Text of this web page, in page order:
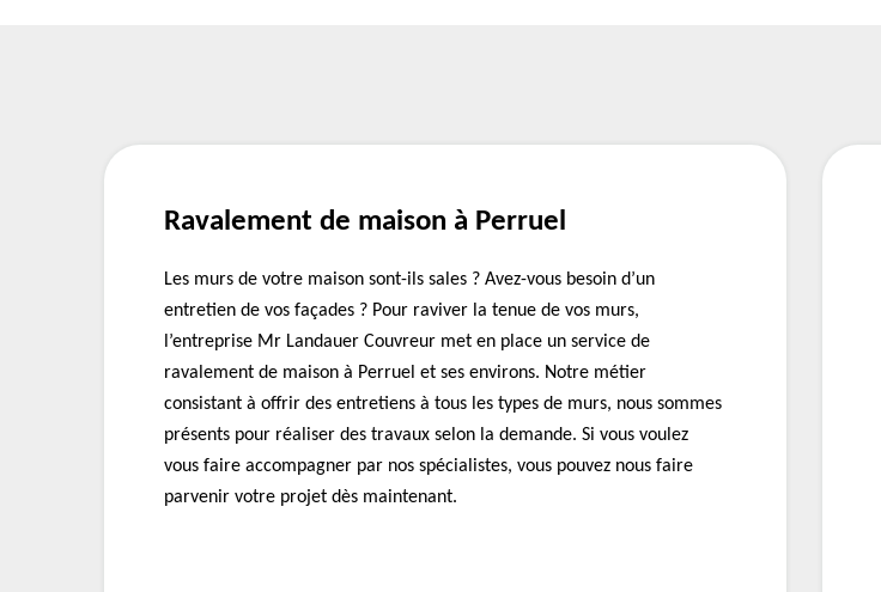
Ravalement de maison à Perruel
Les murs de votre maison sont-ils sales ? Avez-vous besoin d’un
entretien de vos façades ? Pour raviver la tenue de vos murs,
l’entreprise Mr Landauer Couvreur met en place un service de
ravalement de maison à Perruel et ses environs. Notre métier
consistant à offrir des entretiens à tous les types de murs, nous sommes
présents pour réaliser des travaux selon la demande. Si vous voulez
vous faire accompagner par nos spécialistes, vous pouvez nous faire
parvenir votre projet dès maintenant.